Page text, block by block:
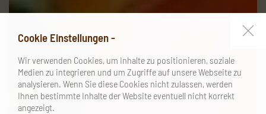
Cookie Einstellungen -
Wir verwenden Cookies, um Inhalte zu positionieren, soziale
Medien zu integrieren und um Zugriffe auf unsere Webseite zu
analysieren. Wenn Sie diese Cookies nicht zulassen, werden
Ihnen bestimmte Inhalte der Website eventuell nicht korrekt
angezeigt.